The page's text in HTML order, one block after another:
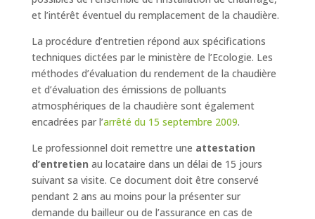
et l’intérêt éventuel du remplacement de la chaudière.
La procédure d’entretien répond aux spécifications
techniques dictées par le ministère de l’Ecologie. Les
méthodes d’évaluation du rendement de la chaudière
et d’évaluation des émissions de polluants
atmosphériques de la chaudière sont également
encadrées par l’arrêté du 15 septembre 2009.
Le professionnel doit remettre une attestation
d’entretien au locataire dans un délai de 15 jours
suivant sa visite. Ce document doit être conservé
pendant 2 ans au moins pour la présenter sur
demande du bailleur ou de l’assurance en cas de